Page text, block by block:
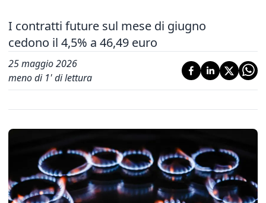
I contratti future sul mese di giugno
cedono il 4,5% a 46,49 euro
25 maggio 2026
meno di 1' di lettura